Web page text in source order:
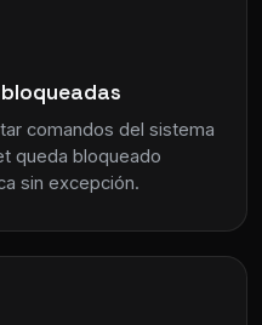
comandos del sistema
queda bloqueado
sin excepción.